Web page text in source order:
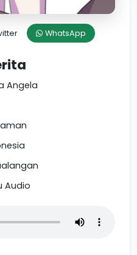
WhatsApp
Angela
Audio